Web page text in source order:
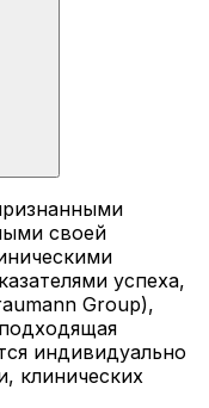
своей
успеха,
Group),
индивидуально
клинических